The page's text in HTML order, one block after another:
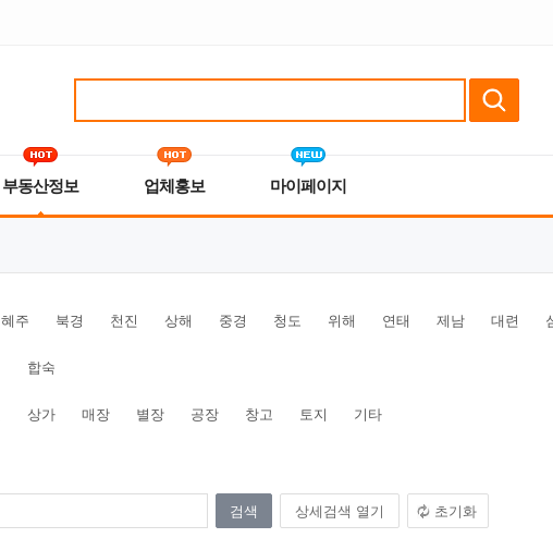
부동산정보 업체홍보 마이페이지
혜주 북경 천진 상해 중경 청도 위해 연태 제남 대련
합숙
상가 매장 별장 공장 창고 토지 기타
상세검색 열기 초기화